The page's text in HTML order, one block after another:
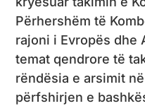
Përhershëm të
rajoni i Evropës dhe
temat qendrore të
rëndësia e arsimit
përfshirjen e